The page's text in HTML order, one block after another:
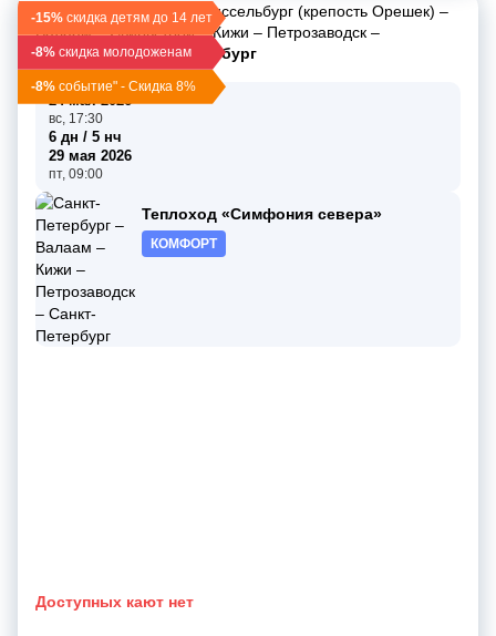
-15% скидка детям до 14 лет
-8% скидка молодоженам
-8% событие" - Скидка 8%
Санкт-Петербург – Шлиссельбург (крепость Орешек) –
Валаам–Свирьстрой–Кижи – Петрозаводск –
Мандроги–Санкт-Петербург
24 мая 2026
вс, 17:30
6 дн / 5 нч
29 мая 2026
пт, 09:00
Теплоход «Симфония севера»
КОМФОРТ
Доступных кают нет